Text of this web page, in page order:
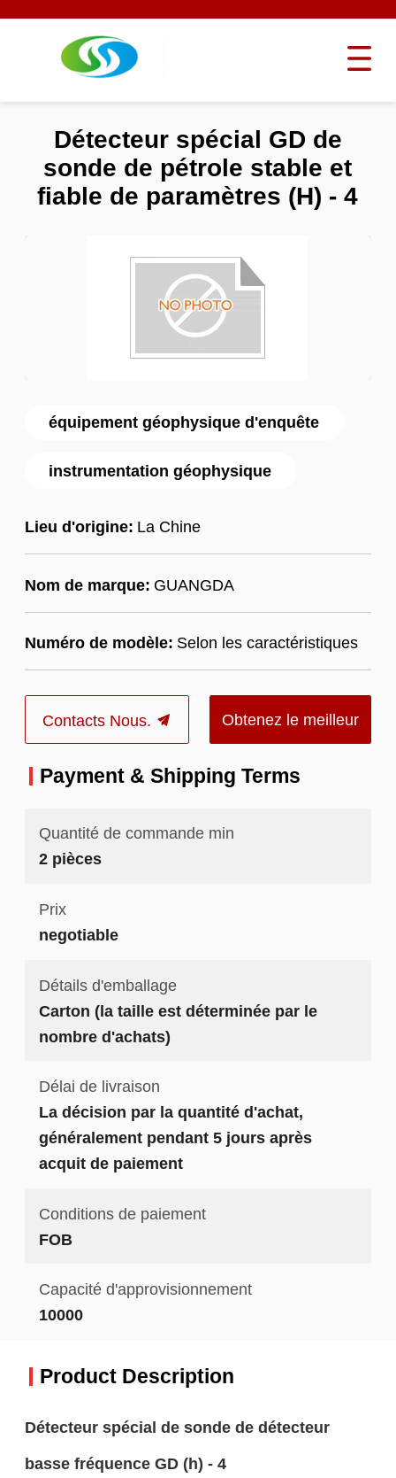
équipement géophysique d'enquête
instrumentation géophysique
Lieu d'origine: La Chine
Nom de marque: GUANGDA
Numéro de modèle: Selon les caractéristiques
Contacts Nous. Obtenez le meilleur
prix
Détecteur spécial GD de
sonde de pétrole stable et
fiable de paramètres (H) - 4
Payment & Shipping Terms
Quantité de commande min
2 pièces
Prix
negotiable
Détails d'emballage
Carton (la taille est déterminée par le
nombre d'achats)
Délai de livraison
La décision par la quantité d'achat,
généralement pendant 5 jours après
acquit de paiement
Conditions de paiement
FOB
Capacité d'approvisionnement
10000
Product Description
Détecteur spécial de sonde de détecteur
basse fréquence GD (h) - 4